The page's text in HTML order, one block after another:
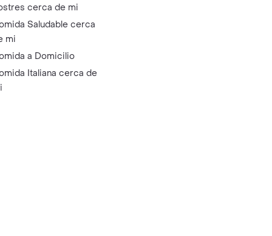
cerca de mi
Saludable cerca
mi
a Domicilio
Italiana cerca de